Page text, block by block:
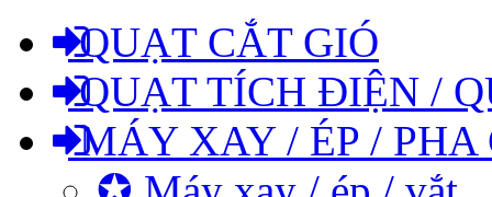
QUẠT CẮT GIÓ
QUẠT TÍCH ĐIỆN /
MÁY XAY / ÉP / PHA